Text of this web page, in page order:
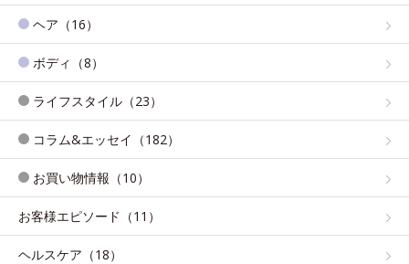
ヘア（16）
ボディ（8）
ライフスタイル（23）
コラム&エッセイ（182）
お買い物情報（10）
お客様エピソード（11）
ヘルスケア（18）